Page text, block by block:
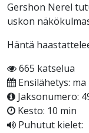
Gershon Nerel
uskon
Häntä
665 katselua
Ensilähetys: ma
Jaksonumero:
Kesto: 10 min
Puhutut kielet: